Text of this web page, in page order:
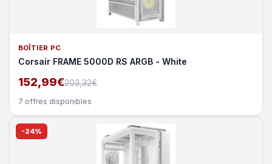
BOÎTIER PC
Corsair FRAME 5000D RS ARGB - White
152,99€203,32€
7 offres disponibles
-24%